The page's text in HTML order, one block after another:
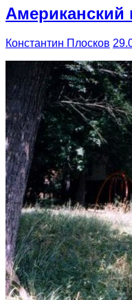
Американский
Константин Плосков